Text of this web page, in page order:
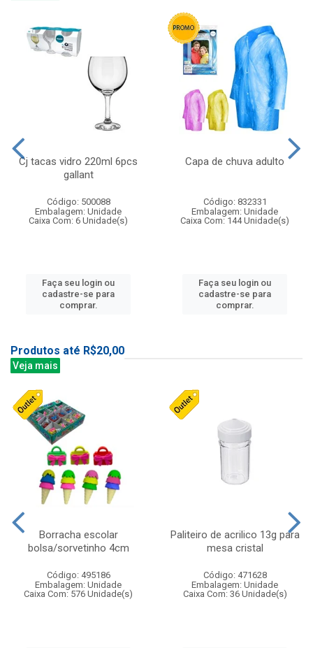
Cj tacas vidro 220ml 6pcs
gallant
Código: 500088
Embalagem: Unidade
Caixa Com: 6 Unidade(s)
Faça seu login ou
cadastre-se para
comprar.
Capa de chuva adulto
Código: 832331
Embalagem: Unidade
Caixa Com: 144 Unidade(s)
Faça seu login ou
cadastre-se para
comprar.
Produtos até R$20,00
Veja mais
Borracha escolar
bolsa/sorvetinho 4cm
Código: 495186
Embalagem: Unidade
Caixa Com: 576 Unidade(s)
Paliteiro de acrilico 13g para
mesa cristal
Código: 471628
Embalagem: Unidade
Caixa Com: 36 Unidade(s)